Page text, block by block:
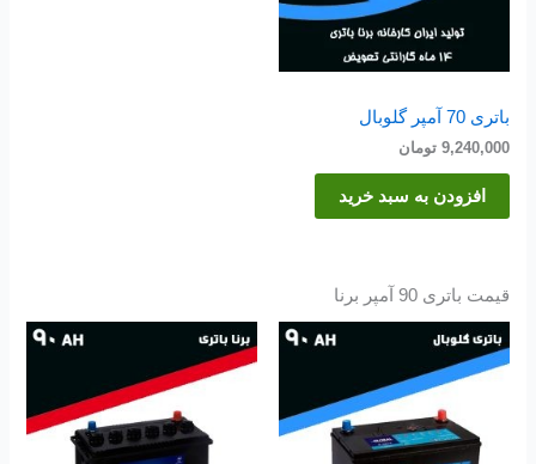
باتری 70 آمپر گلوبال
9,240,000 تومان
افزودن به سبد خرید
قیمت باتری 90 آمپر برنا